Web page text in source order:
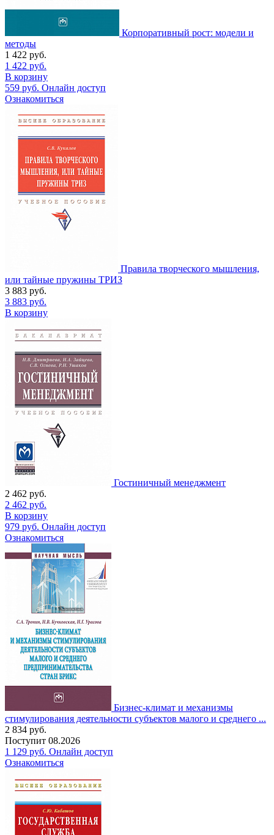
Корпоративный рост: модели и
методы
1 422 руб.
1 422 руб.
В корзину
559 руб. Онлайн доступ
Ознакомиться
Правила творческого мышления,
или тайные пружины ТРИЗ
3 883 руб.
3 883 руб.
В корзину
Гостиничный менеджмент
2 462 руб.
2 462 руб.
В корзину
979 руб. Онлайн доступ
Ознакомиться
Бизнес-климат и механизмы
стимулирования деятельности субъектов малого и среднего ...
2 834 руб.
Поступит 08.2026
1 129 руб. Онлайн доступ
Ознакомиться